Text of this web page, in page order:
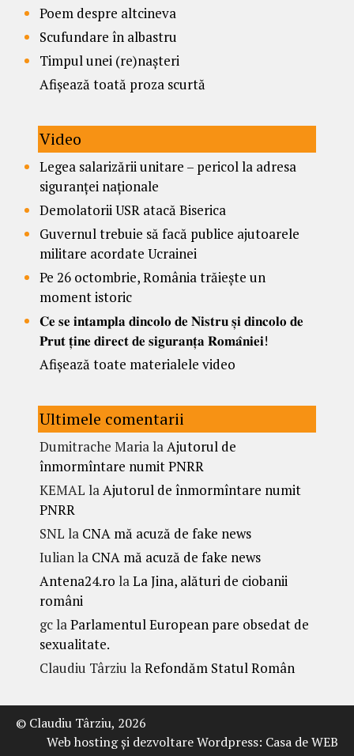
Poem despre altcineva
Scufundare în albastru
Timpul unei (re)nașteri
Afișează toată proza scurtă
Video
Legea salarizării unitare – pericol la adresa
siguranței naționale
Demolatorii USR atacă Biserica
Guvernul trebuie să facă publice ajutoarele
militare acordate Ucrainei
Pe 26 octombrie, România trăiește un
moment istoric
𝐂𝐞 𝐬𝐞 𝐢𝐧𝐭𝐚𝐦𝐩𝐥𝐚 𝐝𝐢𝐧𝐜𝐨𝐥𝐨 𝐝𝐞 𝐍𝐢𝐬𝐭𝐫𝐮 𝐬̦𝐢 𝐝𝐢𝐧𝐜𝐨𝐥𝐨 𝐝𝐞
𝐏𝐫𝐮𝐭 𝐭̦𝐢𝐧𝐞 𝐝𝐢𝐫𝐞𝐜𝐭 𝐝𝐞 𝐬𝐢𝐠𝐮𝐫𝐚𝐧𝐭̦𝐚 𝐑𝐨𝐦𝐚̂𝐧𝐢𝐞𝐢!
Afișează toate materialele video
Ultimele comentarii
Dumitrache MarialaAjutorul de
înmormîntare numit PNRR
KEMAL laAjutorul de înmormîntare numit
PNRR
SNL la CNA mă acuză de fake news
Iulianla CNA mă acuză de fake news
Antena24.ro laLa Jina, alături de ciobanii
români
gclaParlamentul European pare obsedat de
sexualitate.
Claudiu Târziu laRefondăm Statul Român
© Claudiu Târziu, 2026
Web hosting şi dezvoltare Wordpress: Casa de WEB